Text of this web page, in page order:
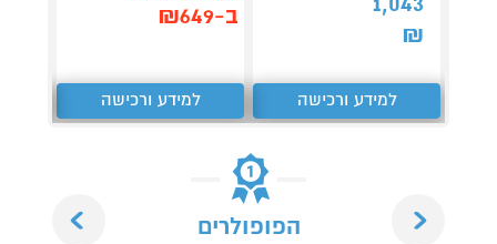
₪
למידע ורכישה
ב-₪649
למידע ורכישה
הפופולרים